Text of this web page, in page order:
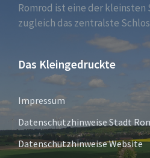
Romrod ist eine der kleinsten
zugleich das zentralste
Das Kleingedruckte
Impressum
Datenschutzhinweise Stadt
Datenschutzhinweise Website